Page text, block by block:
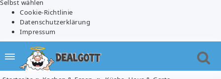
Selbst wählen
Cookie-Richtlinie
Datenschutzerklärung
Impressum